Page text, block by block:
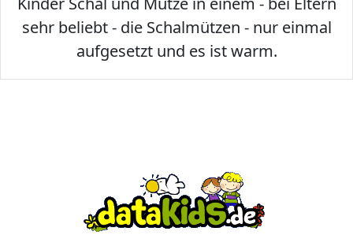
sehr beliebt - die Schalmützen - nur einmal
aufgesetzt und es ist warm.